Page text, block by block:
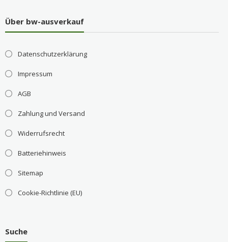
Über bw-ausverkauf
Datenschutzerklärung
Impressum
AGB
Zahlung und Versand
Widerrufsrecht
Batteriehinweis
Sitemap
Cookie-Richtlinie (EU)
Suche